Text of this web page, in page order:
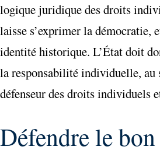
logique juridique des droits
laisse s’exprimer la démocratie,
identité historique. L’État doit
la responsabilité individuelle, au
défenseur des droits individuels
Défendre le